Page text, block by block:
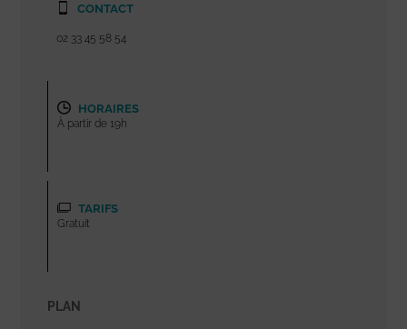
CONTACT
02 33 45 58 54
HORAIRES
À partir de 19h
TARIFS
Gratuit
PLAN